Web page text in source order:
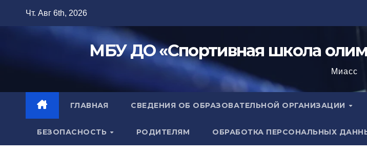
Чт. Авг 6th, 2026
МБУ ДО «Спортивная школа
Миасс
ГЛАВНАЯ СВЕДЕНИЯ ОБ ОБРАЗОВАТЕЛЬНОЙ ОРГАНИЗАЦИИ
БЕЗОПАСНОСТЬ РОДИТЕЛЯМ ОБРАБОТКА ПЕРСОНАЛЬНЫХ